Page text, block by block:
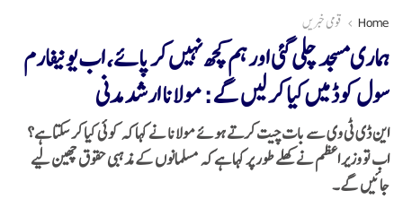
Home قومی خبریں
ہماری مسجد چلی گئی اور ہم کچھ نہیں کر پائے، اب یونیفارم
سول کوڈ میں کیا کر لیں گے: مولانا ارشد مدنی
این ڈی ٹی وی سے بات چیت کرتے ہوئے مولانا نے کہا کہ کوئی کیا کر سکتا ہے؟
اب تو وزیر اعظم نے کھلے طور پر کہا ہے کہ مسلمانوں کے مذہبی حقوق چھین لیے
جائیں گے۔